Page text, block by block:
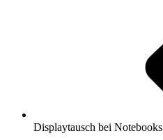
Displaytausch bei Notebooks